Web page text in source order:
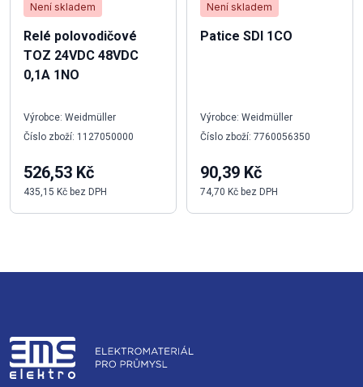
Není skladem
Relé polovodičové
TOZ 24VDC 48VDC
0,1A 1NO
Výrobce: Weidmüller
Číslo zboží: 1127050000
526,53 Kč
435,15 Kč bez DPH
Není skladem
Patice SDI 1CO
Výrobce: Weidmüller
Číslo zboží: 7760056350
90,39 Kč
74,70 Kč bez DPH